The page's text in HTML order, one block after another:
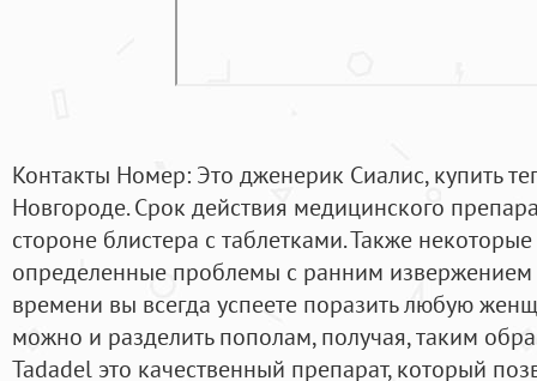
Контакты Номер: Это дженерик Сиалис, купить
Новгороде. Срок действия медицинского
стороне блистера с таблетками. Также
определенные проблемы с ранним извержением
времени вы всегда успеете поразить любую
можно и разделить пополам, получая, таким
Tadadel это качественный препарат, который